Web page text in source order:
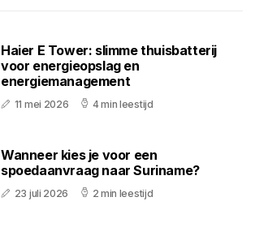
Haier E Tower: slimme thuisbatterij
voor energieopslag en
energiemanagement
11 mei 2026 4 min leestijd
Wanneer kies je voor een
spoedaanvraag naar Suriname?
23 juli 2026 2 min leestijd